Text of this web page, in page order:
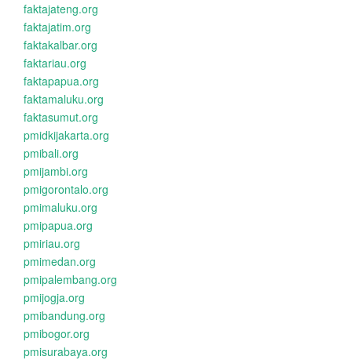
faktajateng.org
faktajatim.org
faktakalbar.org
faktariau.org
faktapapua.org
faktamaluku.org
faktasumut.org
pmidkijakarta.org
pmibali.org
pmijambi.org
pmigorontalo.org
pmimaluku.org
pmipapua.org
pmiriau.org
pmimedan.org
pmipalembang.org
pmijogja.org
pmibandung.org
pmibogor.org
pmisurabaya.org